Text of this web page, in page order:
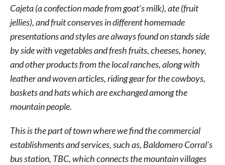
Cajeta (a confection made from goat’s milk), ate (fruit
jellies), and fruit conserves in different homemade
presentations and styles are always found on stands side
by side with vegetables and fresh fruits, cheeses, honey,
and other products from the local ranches, along with
leather and woven articles, riding gear for the cowboys,
baskets and hats which are exchanged among the
mountain people.
This is the part of town where we find the commercial
establishments and services, such as, Baldomero Corral’s
bus station, TBC, which connects the mountain villages